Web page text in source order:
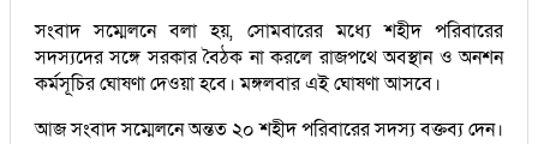
সংবাদ সম্মেলনে বলা হয়, সোমবারের মধ্যে শহীদ পরিবারের
সদস্যদের সঙ্গে সরকার বৈঠক না করলে রাজপথে অবস্থান ও অনশন
কর্মসূচির ঘোষণা দেওয়া হবে। মঙ্গলবার এই ঘোষণা আসবে।
আজ সংবাদ সম্মেলনে অন্তত ২০ শহীদ পরিবারের সদস্য বক্তব্য দেন।